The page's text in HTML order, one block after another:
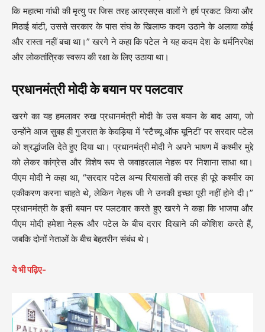
कि महात्मा गांधी की मृत्यु पर जिस तरह आरएसएस वालों ने हर्ष प्रकट किया और
मिठाई बांटी, उससे सरकार के पास संघ के खिलाफ कदम उठाने के अलावा कोई
और रास्ता नहीं बचा था।” खरगे ने कहा कि पटेल ने यह कदम देश के धर्मनिरपेक्ष
और लोकतांत्रिक स्वरूप की रक्षा के लिए उठाया था।
प्रधानमंत्री मोदी के बयान पर पलटवार
खरगे का यह हमलावर रुख प्रधानमंत्री मोदी के उस बयान के बाद आया, जो
उन्होंने आज सुबह ही गुजरात के केवड़िया में ‘स्टैच्यू ऑफ यूनिटी’ पर सरदार पटेल
को श्रद्धांजलि देते हुए दिया था। प्रधानमंत्री मोदी ने अपने भाषण में कश्मीर मुद्दे
को लेकर कांग्रेस और विशेष रूप से जवाहरलाल नेहरू पर निशाना साधा था।
पीएम मोदी ने कहा था, “सरदार पटेल अन्य रियासतों की तरह ही पूरे कश्मीर का
एकीकरण करना चाहते थे, लेकिन नेहरू जी ने उनकी इच्छा पूरी नहीं होने दी।”
प्रधानमंत्री के इसी बयान पर पलटवार करते हुए खरगे ने कहा कि भाजपा और
पीएम मोदी हमेशा नेहरू और पटेल के बीच दरार दिखाने की कोशिश करते हैं,
जबकि दोनों नेताओं के बीच बेहतरीन संबंध थे।
ये भी पढ़िए-